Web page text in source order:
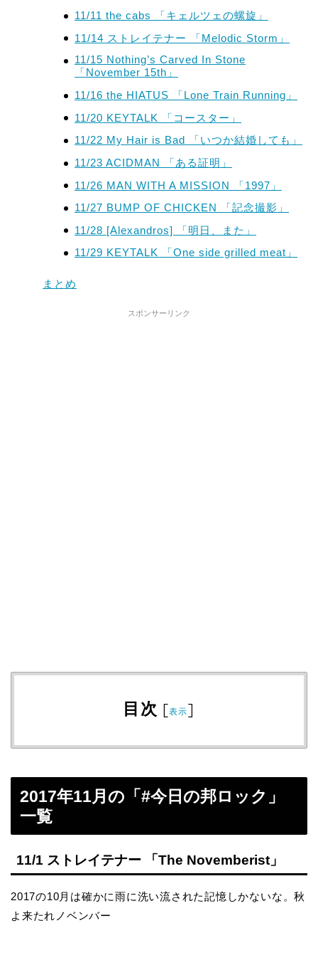
11/11 the cabs 「キェルツェの螺旋」
11/14 ストレイテナー 「Melodic Storm」
11/15 Nothing’s Carved In Stone
「November 15th」
11/16 the HIATUS 「Lone Train Running」
11/20 KEYTALK 「コースター」
11/22 My Hair is Bad 「いつか結婚しても」
11/23 ACIDMAN 「ある証明」
11/26 MAN WITH A MISSION 「1997」
11/27 BUMP OF CHICKEN 「記念撮影」
11/28 [Alexandros] 「明日、また」
11/29 KEYTALK 「One side grilled meat」
まとめ
スポンサーリンク
目次 [表示]
2017年11月の「#今日の邦ロック」
一覧
11/1 ストレイテナー 「The Novemberist」
2017の10月は確かに雨に洗い流された記憶しかないな。秋
よ来たれノベンバー